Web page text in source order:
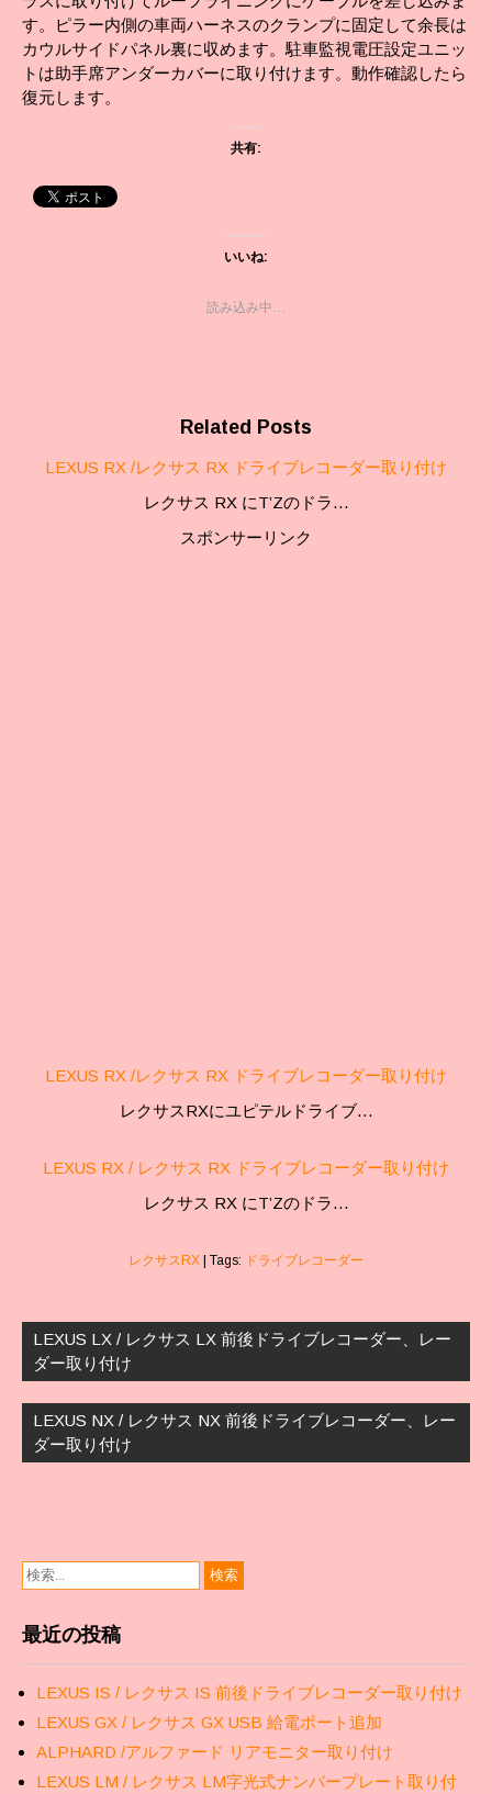
す。ピラー内側の車両ハーネスのクランプに固定して余長は
カウルサイドパネル裏に収めます。駐車監視電圧設定ユニッ
トは助手席アンダーカバーに取り付けます。動作確認したら
復元します。
共有:
いいね:
読み込み中…
Related Posts
LEXUS RX /レクサス RX ドライブレコーダー取り付け
レクサス RX にT’Zのドラ…
スポンサーリンク
LEXUS RX /レクサス RX ドライブレコーダー取り付け
レクサスRXにユピテルドライブ…
LEXUS RX / レクサス RX ドライブレコーダー取り付け
レクサス RX にT’Zのドラ…
レクサスRX | Tags: ドライブレコーダー
稿
ナ
ビ
ゲ
ー
シ
LEXUS LX / レクサス LX 前後ドライブレコーダー、レー
ダー取り付け
LEXUS NX / レクサス NX 前後ドライブレコーダー、レー
ダー取り付け
最近の投稿
LEXUS IS / レクサス IS 前後ドライブレコーダー取り付け
LEXUS GX / レクサス GX USB 給電ポート追加
ALPHARD /アルファード リアモニター取り付け
LEXUS LM / レクサス LM字光式ナンバープレート取り付